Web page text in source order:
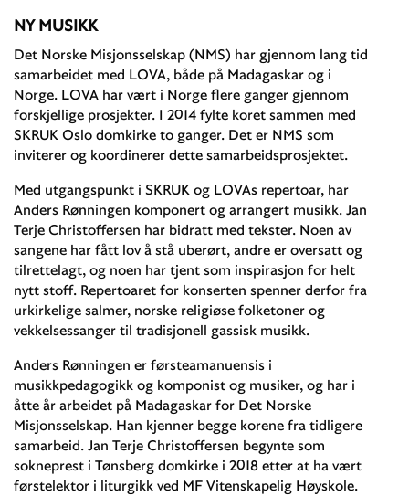
NY MUSIKK
Det Norske Misjonsselskap (NMS) har gjennom lang tid
samarbeidet med LOVA, både på Madagaskar og i
Norge. LOVA har vært i Norge flere ganger gjennom
forskjellige prosjekter. I 2014 fylte koret sammen med
SKRUK Oslo domkirke to ganger. Det er NMS som
inviterer og koordinerer dette samarbeidsprosjektet.
Med utgangspunkt i SKRUK og LOVAs repertoar, har
Anders Rønningen komponert og arrangert musikk. Jan
Terje Christoffersen har bidratt med tekster. Noen av
sangene har fått lov å stå uberørt, andre er oversatt og
tilrettelagt, og noen har tjent som inspirasjon for helt
nytt stoff. Repertoaret for konserten spenner derfor fra
urkirkelige salmer, norske religiøse folketoner og
vekkelsessanger til tradisjonell gassisk musikk.
Anders Rønningen er førsteamanuensis i
musikkpedagogikk og komponist og musiker, og har i
åtte år arbeidet på Madagaskar for Det Norske
Misjonsselskap. Han kjenner begge korene fra tidligere
samarbeid. Jan Terje Christoffersen begynte som
sokneprest i Tønsberg domkirke i 2018 etter at ha vært
førstelektor i liturgikk ved MF Vitenskapelig Høyskole.